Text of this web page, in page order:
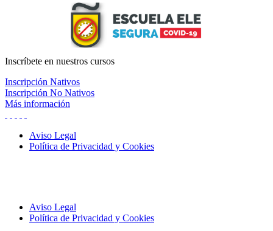
Inscríbete en nuestros cursos
Inscripción Nativos
Inscripción No Nativos
Más información
Aviso Legal
Política de Privacidad y Cookies
Aviso Legal
Política de Privacidad y Cookies